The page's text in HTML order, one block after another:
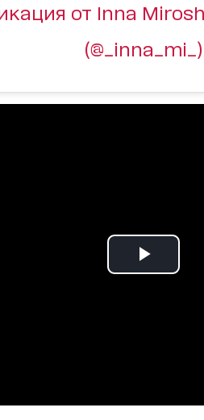
от Inna
(@_inna_mi_)